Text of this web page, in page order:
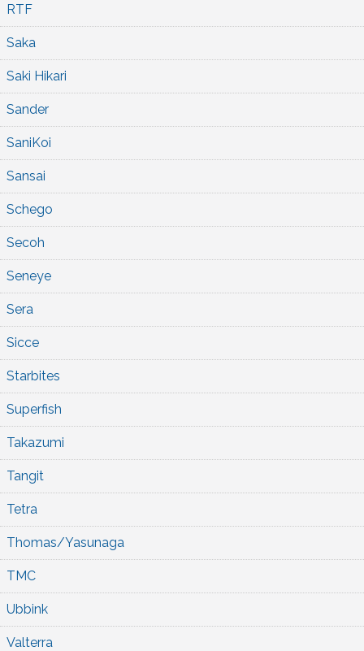
RTF
Saka
Saki Hikari
Sander
SaniKoi
Sansai
Schego
Secoh
Seneye
Sera
Sicce
Starbites
Superfish
Takazumi
Tangit
Tetra
Thomas/Yasunaga
TMC
Ubbink
Valterra